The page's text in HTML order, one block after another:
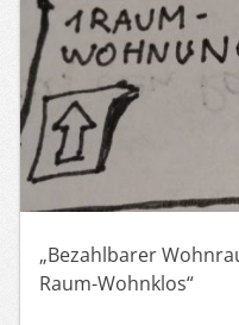
„Bezahlbarer
Raum-Wohnklos“